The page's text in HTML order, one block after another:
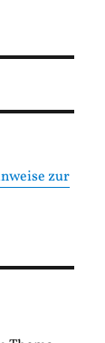
zur